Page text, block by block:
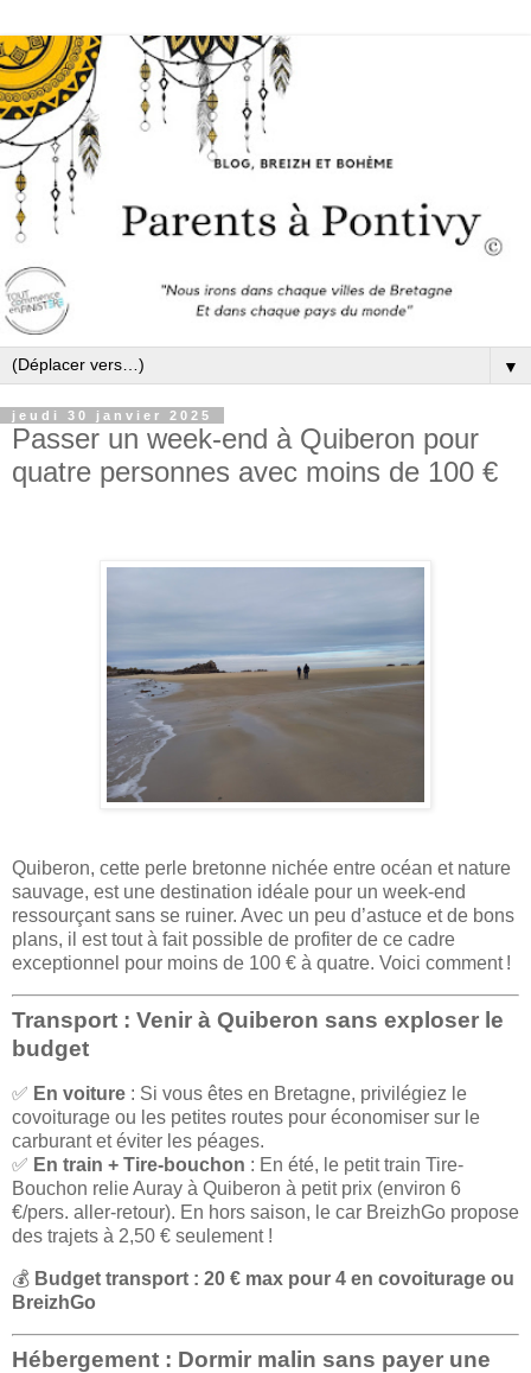
▼
jeudi 30 janvier 2025
Passer un week-end à Quiberon pour
quatre personnes avec moins de 100 €
Quiberon, cette perle bretonne nichée entre océan et nature
sauvage, est une destination idéale pour un week-end
ressourçant sans se ruiner. Avec un peu d’astuce et de bons
plans, il est tout à fait possible de profiter de ce cadre
exceptionnel pour moins de 100 € à quatre. Voici comment !
Transport : Venir à Quiberon sans exploser le
budget
✅ En voiture : Si vous êtes en Bretagne, privilégiez le
covoiturage ou les petites routes pour économiser sur le
carburant et éviter les péages.
✅ En train + Tire-bouchon : En été, le petit train Tire-
Bouchon relie Auray à Quiberon à petit prix (environ 6
€/pers. aller-retour). En hors saison, le car BreizhGo propose
des trajets à 2,50 € seulement !
💰 Budget transport : 20 € max pour 4 en covoiturage ou
BreizhGo
Hébergement : Dormir malin sans payer une